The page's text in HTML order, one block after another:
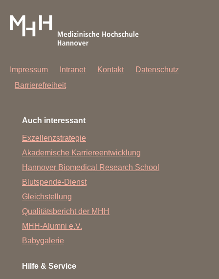
Impressum Intranet Kontakt
Datenschutz
Barrierefreiheit
Auch interessant
Exzellenzstrategie
Akademische Karriereentwicklung
Hannover Biomedical Research School
Blutspende-Dienst
Gleichstellung
Qualitätsbericht der MHH
MHH-Alumni e.V.
Babygalerie
Hilfe & Service